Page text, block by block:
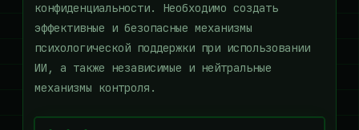
конфиденциальности. Необходимо создать
эффективные и безопасные механизмы
психологической поддержки при использовании
ИИ, а также независимые и нейтральные
механизмы контроля.